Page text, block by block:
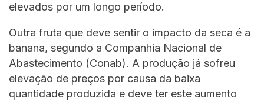
elevados por um longo período.
Outra fruta que deve sentir o impacto da seca é a
banana, segundo a Companhia Nacional de
Abastecimento (Conab). A produção já sofreu
elevação de preços por causa da baixa
quantidade produzida e deve ter este aumento